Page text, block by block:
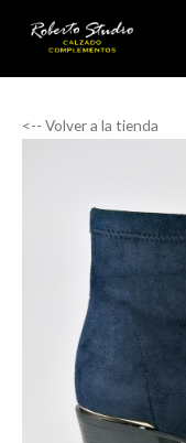
<-- Volver a la tienda